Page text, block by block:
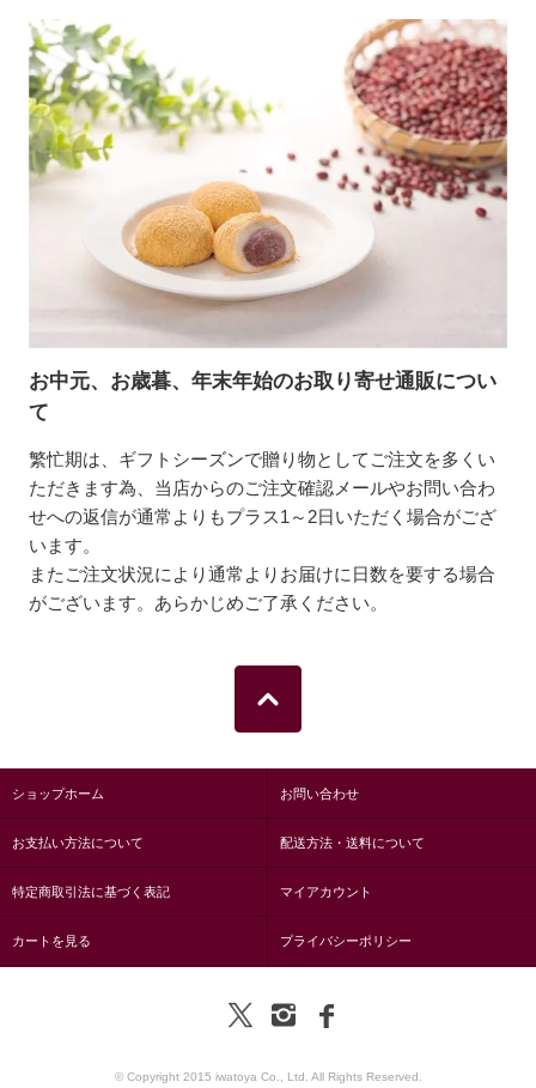
お中元、お歳暮、年末年始のお取り寄せ通販につい
て
繁忙期は、ギフトシーズンで贈り物としてご注文を多くい
ただきます為、当店からのご注文確認メールやお問い合わ
せへの返信が通常よりもプラス1～2日いただく場合がござ
います。
またご注文状況により通常よりお届けに日数を要する場合
がございます。あらかじめご了承ください。
ショップホーム お問い合わせ
お支払い方法について 配送方法・送料について
特定商取引法に基づく表記 マイアカウント
カートを見る プライバシーポリシー
© Copyright 2015 iwatoya Co., Ltd. All Rights Reserved.